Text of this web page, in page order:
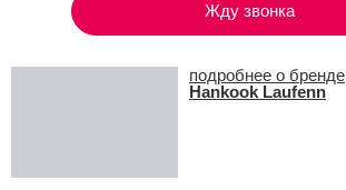
Жду звонка
подробнее о бренде
Hankook Laufenn